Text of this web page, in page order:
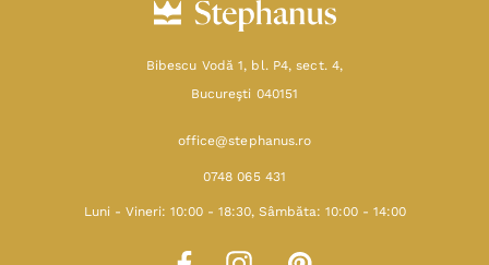
Bibescu Vodă 1, bl. P4, sect. 4,
Bucureşti 040151
office@stephanus.ro
0748 065 431
Luni - Vineri: 10:00 - 18:30, Sâmbăta: 10:00 - 14:00